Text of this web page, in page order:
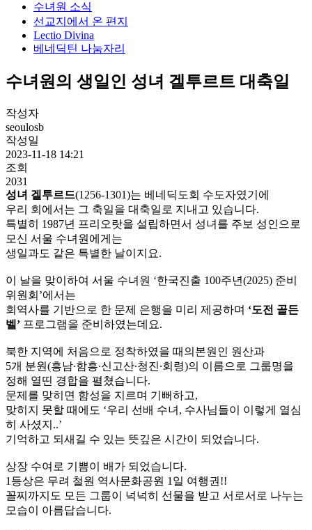
수녀원 소식
선교지에서 온 편지
Lectio Divina
베네딕틴 나눔자리
수녀원의 생일인 성녀 겔투르트 대축일
작성자
seoulosb
작성일
2023-11-18 14:21
조회
2031
성녀 겔투르드(1256-1301)는 베네딕도회 수도자였기에
우리 회에서는 그 축일을 대축일로 지내고 있습니다.
특별히 1987년 프리오랏을 설립하면서 성녀를 주보 성인으로
모신 서울 수녀원에게는
생일과도 같은 특별한 날이지요.
이 날을 맞이하여 서울 수녀원 ‘한국진출 100주년(2025) 준비
위원회’에서는
회역사를 기반으로 한 문제 은행을 미리 제공하며 ‘도전 골든
벨’ 프로그램을 준비하였는데요.
북한 지역에 처음으로 정착하였을 때의본원인 원산과
5개 분원(흥남∙함흥∙신고산∙청진∙회령)의 이름으로 그룹명을
정해 열띤 경합을 펼쳤습니다.
문제를 맞히면 함성을 지르며 기뻐하고,
맞히지 못할 때에도 ‘우리 선배 수녀, 수사님들이 이렇게 열심
히 사셨지..’
기억하고 되새길 수 있는 뜻깊은 시간이 되었습니다.
상장 수여로 기쁨이 배가 되었습니다.
1등상은 무려 철원 역사문화공원 1일 여행권!!
꼴찌까지도 모든 그룹이 넉넉히 선물을 받고 서로서로 나누는
모습이 아름답습니다.